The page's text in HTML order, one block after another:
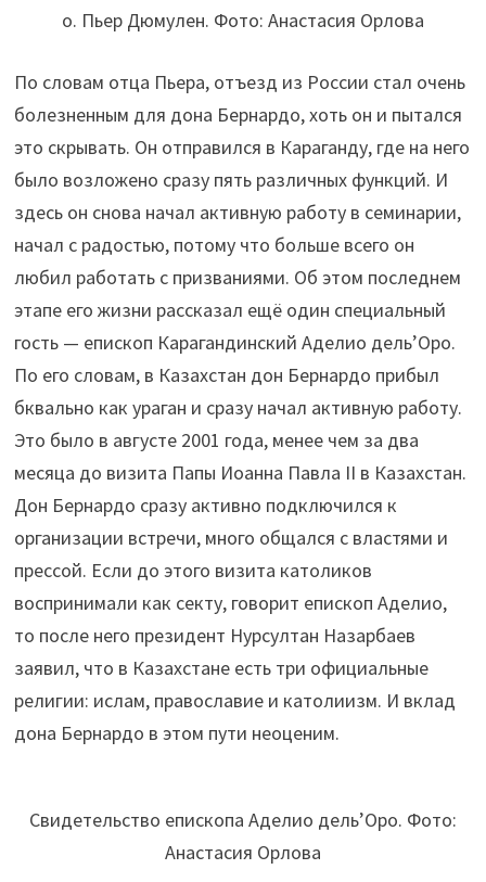
о. Пьер Дюмулен. Фото: Анастасия Орлова
По словам отца Пьера, отъезд из России стал очень
болезненным для дона Бернардо, хоть он и пытался
это скрывать. Он отправился в Караганду, где на него
было возложено сразу пять различных функций. И
здесь он снова начал активную работу в семинарии,
начал с радостью, потому что больше всего он
любил работать с призваниями. Об этом последнем
этапе его жизни рассказал ещё один специальный
гость — епископ Карагандинский Аделио дель’Оро.
По его словам, в Казахстан дон Бернардо прибыл
бквально как ураган и сразу начал активную работу.
Это было в августе 2001 года, менее чем за два
месяца до визита Папы Иоанна Павла II в Казахстан.
Дон Бернардо сразу активно подключился к
организации встречи, много общался с властями и
прессой. Если до этого визита католиков
воспринимали как секту, говорит епископ Аделио,
то после него президент Нурсултан Назарбаев
заявил, что в Казахстане есть три официальные
религии: ислам, православие и католиизм. И вклад
дона Бернардо в этом пути неоценим.
Свидетельство епископа Аделио дель’Оро. Фото:
Анастасия Орлова